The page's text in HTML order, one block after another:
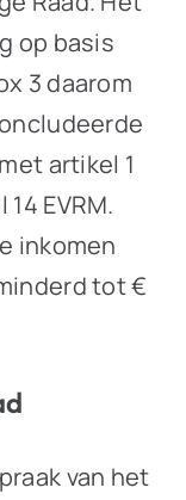
op basis
3 daarom
artikel 1
EVRM.
inkomen
tot €
van het